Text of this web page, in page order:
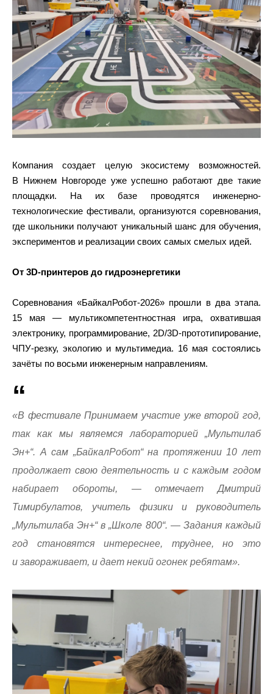
Компания создает целую экосистему возможностей.
В Нижнем Новгороде уже успешно работают две такие
площадки. На их базе проводятся инженерно-
технологические фестивали, организуются соревнования,
где школьники получают уникальный шанс для обучения,
экспериментов и реализации своих самых смелых идей.
От 3D-принтеров до гидроэнергетики
Соревнования «БайкалРобот-2026» прошли в два этапа.
15 мая — мультикомпетентностная игра, охватившая
электронику, программирование, 2D/3D-прототипирование,
ЧПУ-резку, экологию и мультимедиа. 16 мая состоялись
зачёты по восьми инженерным направлениям.
«В фестивале Принимаем участие уже второй год,
так как мы являемся лабораторией „Мультилаб
Эн+“. А сам „БайкалРобот“ на протяжении 10 лет
продолжает свою деятельность и с каждым годом
набирает обороты, — отмечает Дмитрий
Тимирбулатов, учитель физики и руководитель
„Мультилаба Эн+“ в „Школе 800“. — Задания каждый
год становятся интереснее, труднее, но это
и завораживает, и дает некий огонек ребятам».